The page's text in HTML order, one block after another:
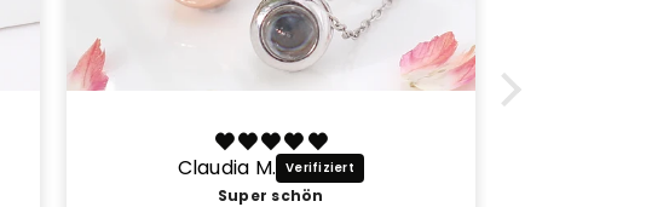
Claudia M.
Super schön